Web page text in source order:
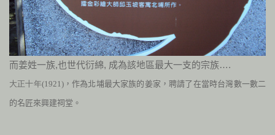
而姜姓一族,也世代衍綿, 成為該地區最大一支的宗族….
大正十年(1921)，作為北埔最大家族的姜家，聘請了在當時台灣數一數二
的名匠來興建祠堂。